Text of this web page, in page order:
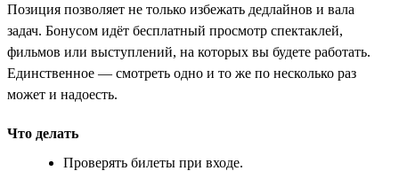
Позиция позволяет не только избежать дедлайнов и вала
задач. Бонусом идёт бесплатный просмотр спектаклей,
фильмов или выступлений, на которых вы будете работать.
Единственное — смотреть одно и то же по несколько раз
может и надоесть.
Что делать
Проверять билеты при входе.